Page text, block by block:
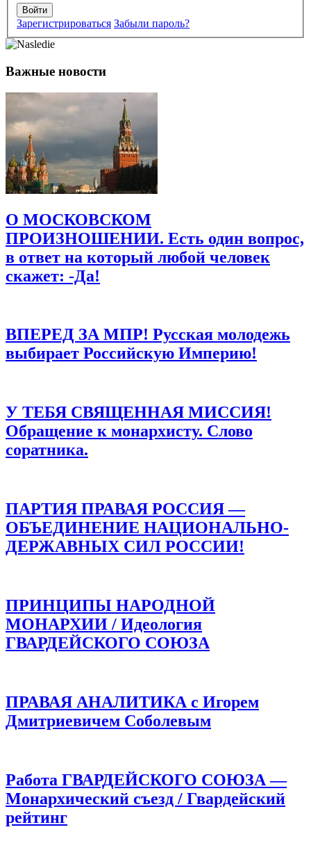
Сайт
Сохранить моё имя, email и адрес сайта в этом браузере для
последующих моих комментариев.
Войти
Зарегистрироваться Забыли пароль?
Важные новости
О МОСКОВСКОМ
ПРОИЗНОШЕНИИ. Есть один вопрос,
в ответ на который любой человек
скажет: -Да!
ВПЕРЕД ЗА МПР! Русская молодежь
выбирает Российскую Империю!
У ТЕБЯ СВЯЩЕННАЯ МИССИЯ!
Обращение к монархисту. Слово
соратника.
ПАРТИЯ ПРАВАЯ РОССИЯ —
ОБЪЕДИНЕНИЕ НАЦИОНАЛЬНО-
ДЕРЖАВНЫХ СИЛ РОССИИ!
ПРИНЦИПЫ НАРОДНОЙ
МОНАРХИИ / Идеология
ГВАРДЕЙСКОГО СОЮЗА
ПРАВАЯ АНАЛИТИКА с Игорем
Дмитриевичем Соболевым
Работа ГВАРДЕЙСКОГО СОЮЗА —
Монархический съезд / Гвардейский
рейтинг